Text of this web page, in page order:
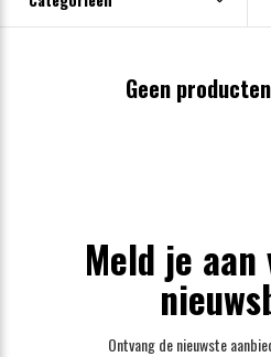
Geen
Meld je aan
Ontvang de nieuwste